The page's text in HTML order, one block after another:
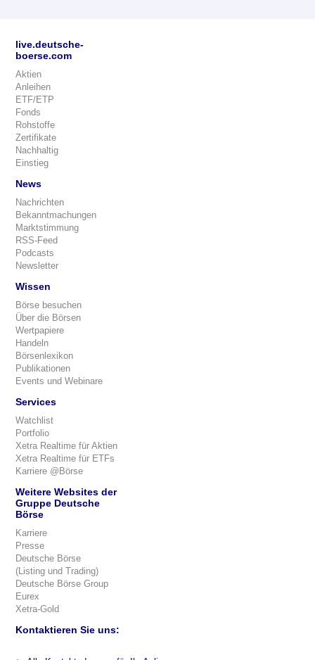
live.deutsche-
boerse.com
Aktien
Anleihen
ETF/ETP
Fonds
Rohstoffe
Zertifikate
Nachhaltig
Einstieg
News
Nachrichten
Bekanntmachungen
Marktstimmung
RSS-Feed
Podcasts
Newsletter
Wissen
Börse besuchen
Über die Börsen
Wertpapiere
Handeln
Börsenlexikon
Publikationen
Events und Webinare
Services
Watchlist
Portfolio
Xetra Realtime für Aktien
Xetra Realtime für ETFs
Karriere @Börse
Weitere Websites der
Gruppe Deutsche
Börse
Karriere
Presse
Deutsche Börse
(Listing und Trading)
Deutsche Börse Group
Eurex
Xetra-Gold
Kontaktieren Sie uns: